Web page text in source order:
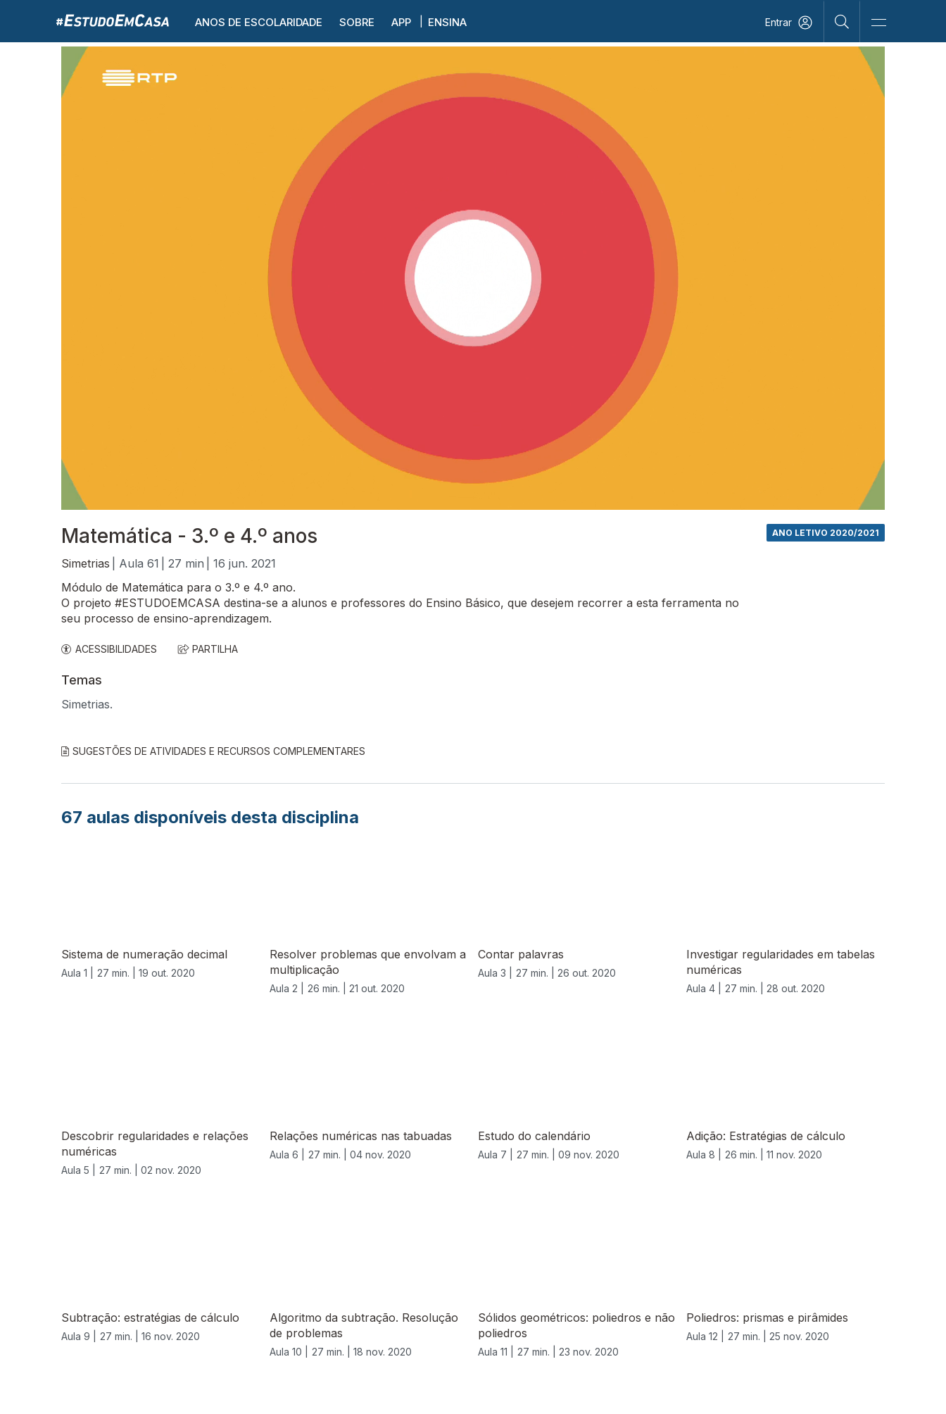
ANOS DE ESCOLARIDADE SOBRE APP ENSINA Entrar
Matemática - 3.º e 4.º anos
Simetrias | Aula 61 | 27 min | 16 jun. 2021
ANO LETIVO 2020/2021
Módulo de Matemática para o 3.º e 4.º ano.
O projeto #ESTUDOEMCASA destina-se a alunos e professores do Ensino Básico, que desejem recorrer a esta ferramenta no
seu processo de ensino-aprendizagem.
ACESSIBILIDADES PARTILHA
Temas
Simetrias.
SUGESTÕES DE ATIVIDADES E RECURSOS COMPLEMENTARES
67 aulas disponíveis desta disciplina
Sistema de numeração decimal
Aula 1 | 27 min. | 19 out. 2020
Resolver problemas que envolvam a
multiplicação
Aula 2 | 26 min. | 21 out. 2020
Contar palavras
Aula 3 | 27 min. | 26 out. 2020
Investigar regularidades em tabelas
numéricas
Aula 4 | 27 min. | 28 out. 2020
Descobrir regularidades e relações
numéricas
Aula 5 | 27 min. | 02 nov. 2020
Relações numéricas nas tabuadas
Aula 6 | 27 min. | 04 nov. 2020
Estudo do calendário
Aula 7 | 27 min. | 09 nov. 2020
Adição: Estratégias de cálculo
Aula 8 | 26 min. | 11 nov. 2020
Subtração: estratégias de cálculo
Aula 9 | 27 min. | 16 nov. 2020
Algoritmo da subtração. Resolução
de problemas
Aula 10 | 27 min. | 18 nov. 2020
Sólidos geométricos: poliedros e não
poliedros
Aula 11 | 27 min. | 23 nov. 2020
Poliedros: prismas e pirâmides
Aula 12 | 27 min. | 25 nov. 2020